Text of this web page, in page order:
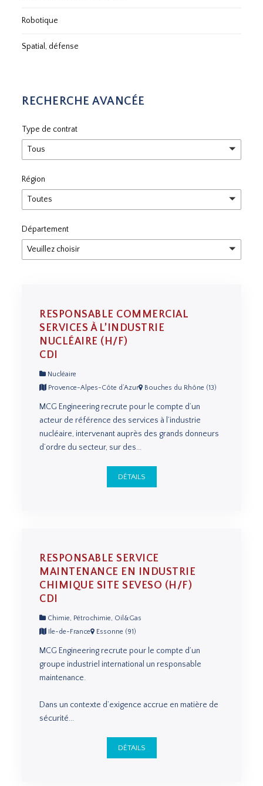
Robotique
Spatial, défense
RECHERCHE AVANCÉE
Type de contrat
Tous
Région
Toutes
Département
Veuillez choisir
RESPONSABLE COMMERCIAL
SERVICES À L’INDUSTRIE
NUCLÉAIRE (H/F)
CDI
Nucléaire
Provence-Alpes-Côte d’Azur
Bouches du Rhône (13)
MCG Engineering recrute pour le compte d’un
acteur de référence des services à l’industrie
nucléaire, intervenant auprès des grands donneurs
d’ordre du secteur, sur des...
DÉTAILS
RESPONSABLE SERVICE
MAINTENANCE EN INDUSTRIE
CHIMIQUE SITE SEVESO (H/F)
CDI
Chimie, Pétrochimie, Oil&Gas
Ile-de-France
Essonne (91)
MCG Engineering recrute pour le compte d’un
groupe industriel international un responsable
maintenance.
Dans un contexte d’exigence accrue en matière de
sécurité...
DÉTAILS